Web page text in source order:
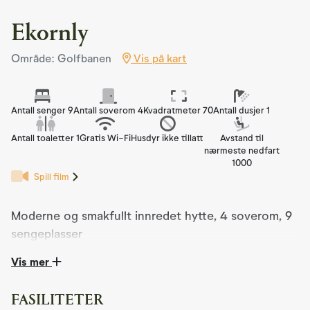
Ekornly
Område: Golfbanen Vis på kart
Antall senger 9Antall soverom 4Kvadratmeter 70Antall dusjer 1
Antall toaletter 1Gratis Wi-FiHusdyr ikke tillatt
Avstand til
nærmeste nedfart
1000
Spill film
Moderne og smakfullt innredet hytte, 4 soverom, 9
sengeplasser
Hytta er ferdigstilt i 2019 og er en moderne hytte med
Vis mer
FASILITETER